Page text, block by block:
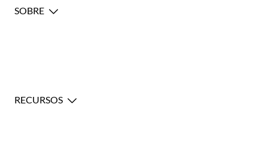
SOBRE
RECURSOS